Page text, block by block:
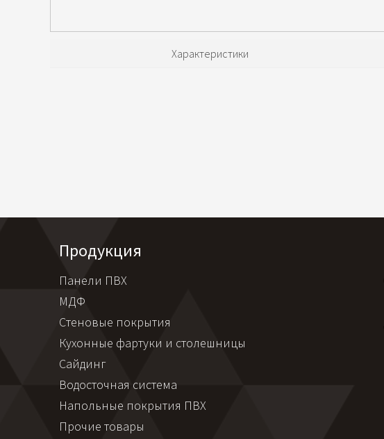
Характеристики
Продукция
Панели ПВХ
МДФ
Стеновые покрытия
Кухонные фартуки и столешницы
Сайдинг
Водосточная система
Напольные покрытия ПВХ
Прочие товары